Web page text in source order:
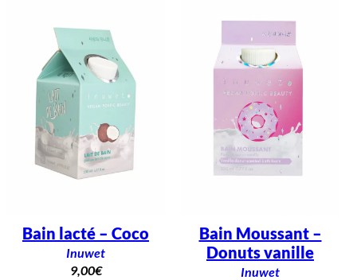
Bain lacté – Coco
Inuwet
9,00€
Bain Moussant –
Donuts vanille
Inuwet